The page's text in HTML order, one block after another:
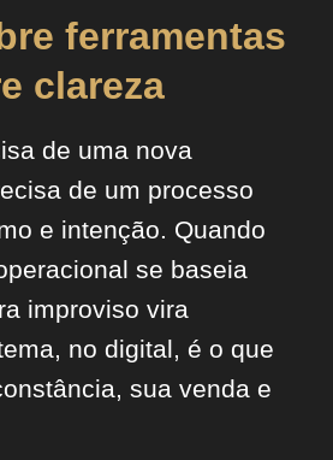
ferramentas
clareza
de uma nova
de um processo
e intenção. Quando
se baseia
improviso vira
no digital, é o que
sua venda e